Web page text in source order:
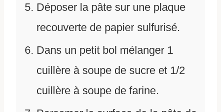
Déposer la pâte sur une plaque
recouverte de papier sulfurisé.
Dans un petit bol mélanger 1
cuillère à soupe de sucre et 1/2
cuillère à soupe de farine.